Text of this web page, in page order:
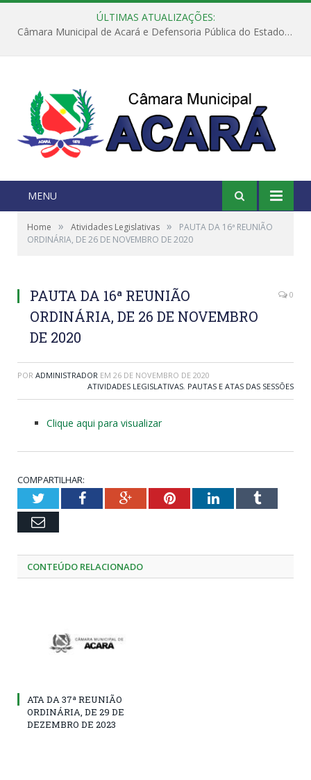
ÚLTIMAS ATUALIZAÇÕES:
Câmara Municipal de Acará e Defensoria Pública do Estado, promovem Ação Balcão de Direitos
MENU
Home » Atividades Legislativas »
PAUTA DA 16ª REUNIÃO
ORDINÁRIA, DE 26 DE NOVEMBRO DE 2020
PAUTA DA 16ª REUNIÃO
ORDINÁRIA, DE 26 DE NOVEMBRO
DE 2020
0
POR ADMINISTRADOR EM 26 DE NOVEMBRO DE 2020
ATIVIDADES LEGISLATIVAS, PAUTAS E ATAS DAS SESSÕES
Clique aqui para visualizar
COMPARTILHAR:
TwitterFacebookGoogle+PinterestLinkedInTumblr
Email
CONTEÚDO RELACIONADO
ATA DA 37ª REUNIÃO
ORDINÁRIA, DE 29 DE
DEZEMBRO DE 2023